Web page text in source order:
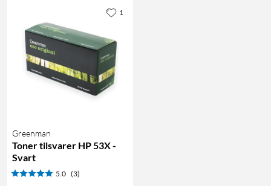
Greenman
Toner tilsvarer HP 53X -
Svart
5.0 (3)
1